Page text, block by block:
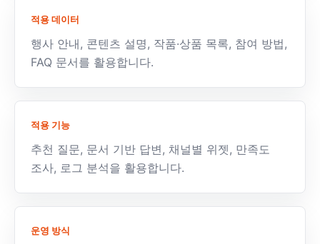
적용 데이터
행사 안내, 콘텐츠 설명, 작품·상품 목록, 참여 방법,
FAQ 문서를 활용합니다.
적용 기능
추천 질문, 문서 기반 답변, 채널별 위젯, 만족도
조사, 로그 분석을 활용합니다.
운영 방식